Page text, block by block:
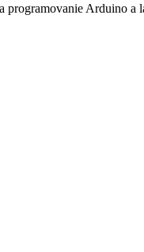
Arduino a